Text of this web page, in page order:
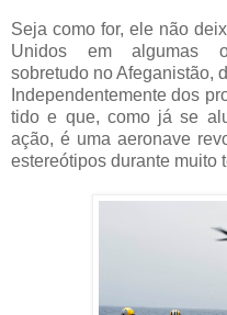
Seja como for, ele não
Unidos em algumas
sobretudo no Afeganistão,
Independentemente dos
tido e que, como já se
ação, é uma aeronave
estereótipos durante muito